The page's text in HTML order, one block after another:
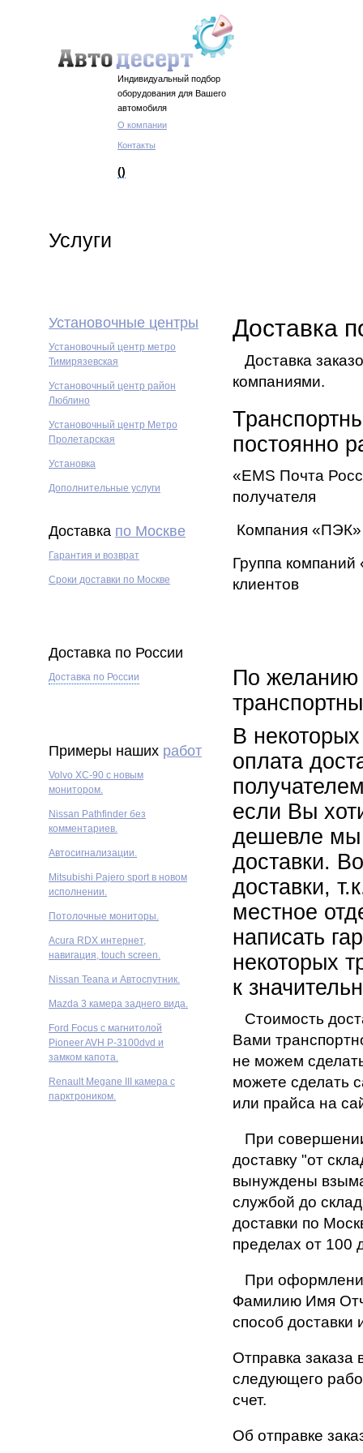
Индивидуальный подбор
оборудования для Вашего
автомобиля
О компании
Контакты
()
Услуги
Установочные центры
Установочный центр метро
Тимирязевская
Установочный центр район
Люблино
Установочный центр Метро
Пролетарская
Установка
Дополнительные услуги
Доставка по Москве
Гарантия и возврат
Сроки доставки по Москве
Доставка по России
Доставка по России
Примеры наших работ
Volvo XC-90 с новым
монитором.
Nissan Pathfinder без
комментариев.
Автосигнализации.
Mitsubishi Pajero sport в новом
исполнении.
Потолочные мониторы.
Acura RDX интернет,
навигация, touch screen.
Nissan Teana и Автоспутник.
Mazda 3 камера заднего вида.
Ford Focus с магнитолой
Pioneer AVH P-3100dvd и
замком капота.
Renault Megane III камера с
парктроником.
Доставка
Доставка
компаниями.
постоянно
«EMS Почта
получателя
Компания «ПЭК»
Группа
клиентов
По желанию
В
оплата
если Вы
дешевле мы
доставки.
доставки,
местное
написать
некоторых
к
Стоимость
Вами
не можем
можете сделать
или прайса на
При
доставку "от
вынуждены
службой до
доставки по
пределах от 100
При
Фамилию Имя
способ доставки
Отправка заказа
следующего
счет.
Об отправке